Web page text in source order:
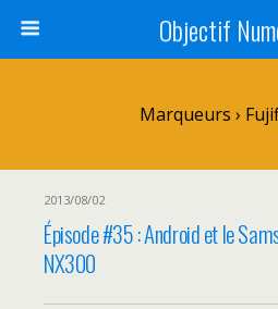
Objectif
Marqueurs ›
2013/08/02
Épisode #35 : Android et le
NX300